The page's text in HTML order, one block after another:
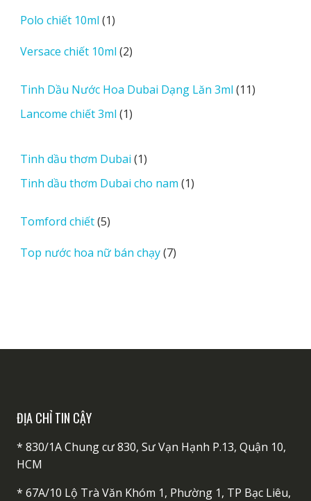
Polo chiết 10ml 11
phẩm
Versace chiết 10ml 22
phẩm
Tinh Dầu Nước Hoa Dubai Dạng Lăn 3ml 1111
Lancome chiết 3ml 11
Tinh dầu thơm Dubai 11
phẩm
Tinh dầu thơm Dubai cho nam 11
Tomford chiết 55
phẩm
Top nước hoa nữ bán chạy 77
ĐỊA CHỈ TIN CẬY
* 830/1A Chung cư 830, Sư Vạn Hạnh P.13, Quận 10,
HCM
* 67A/10 Lộ Trà Văn Khóm 1, Phường 1, TP Bạc Liêu,